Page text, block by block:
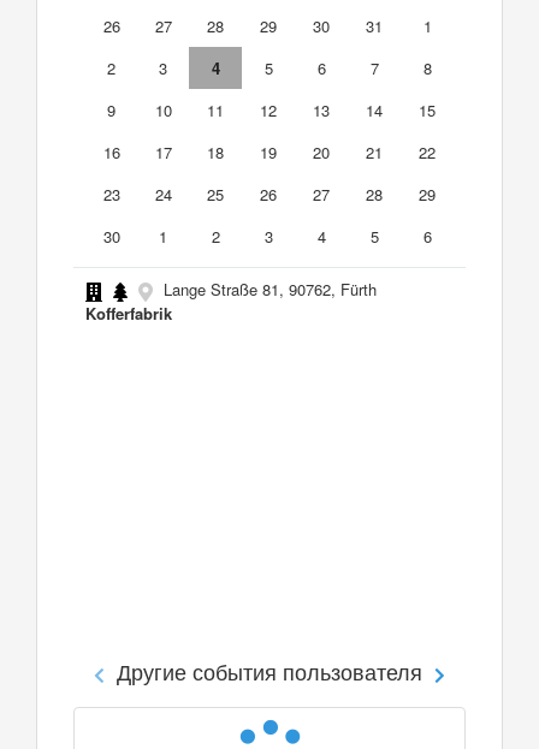
26
27 28 29 30 31
1
2
3 4 5 6 7
8
9
10 11 12 13 14
15
16
17 18 19 20 21
22
23
24 25 26 27 28
29
30
1 2 3 4 5 6
Lange Straße 81, 90762, Fürth
Kofferfabrik
Другие события пользователя